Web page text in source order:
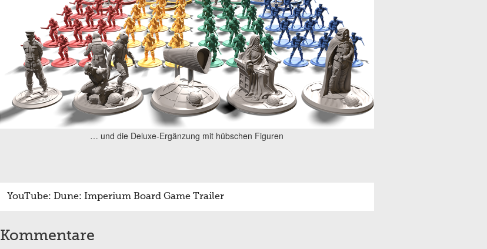
… und die Deluxe-Ergänzung mit hübschen Figuren
YouTube: Dune: Imperium Board Game Trailer
Kommentare